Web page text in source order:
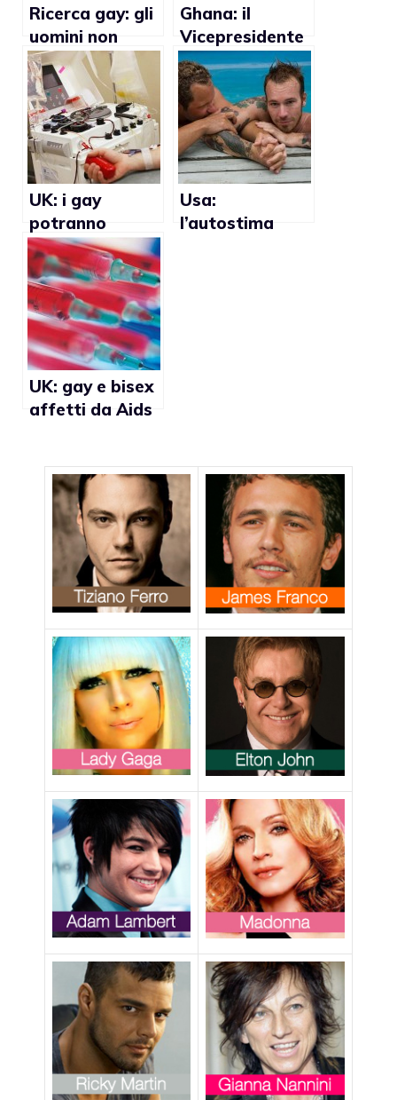
Ricerca gay: gli
uomini non
conoscono i
sintomi
dell’Aids
Ghana: il
Vicepresidente
John Dramani
Mahama
promuove la
lotta all’Aids
tra gli
omosessuali
UK: i gay
potranno
donare il
sangue se casti
da 10 anni
Usa:
l’autostima
UK: gay e bisex
affetti da Aids
anni